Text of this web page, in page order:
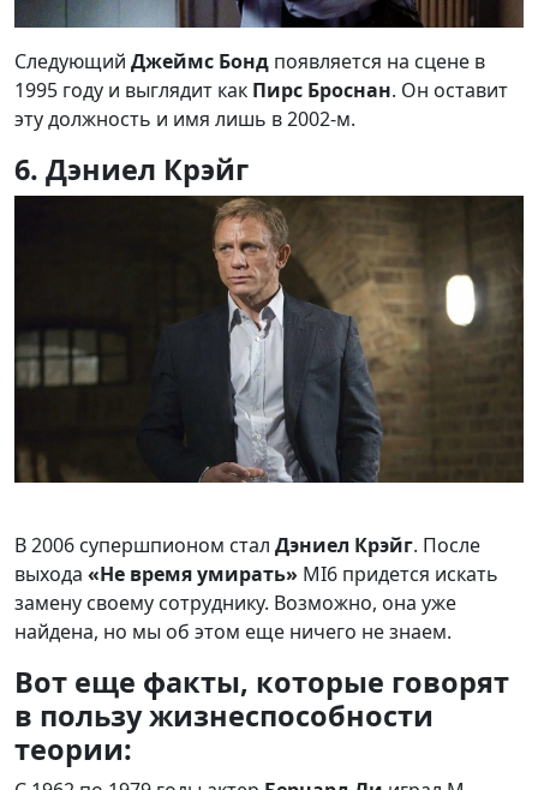
Следующий Джеймс Бонд появляется на сцене в
1995 году и выглядит как Пирс Броснан. Он оставит
эту должность и имя лишь в 2002-м.
6. Дэниел Крэйг
В 2006 супершпионом стал Дэниел Крэйг. После
выхода «Не время умирать» MI6 придется искать
замену своему сотруднику. Возможно, она уже
найдена, но мы об этом еще ничего не знаем.
Вот еще факты, которые говорят
в пользу жизнеспособности
теории: